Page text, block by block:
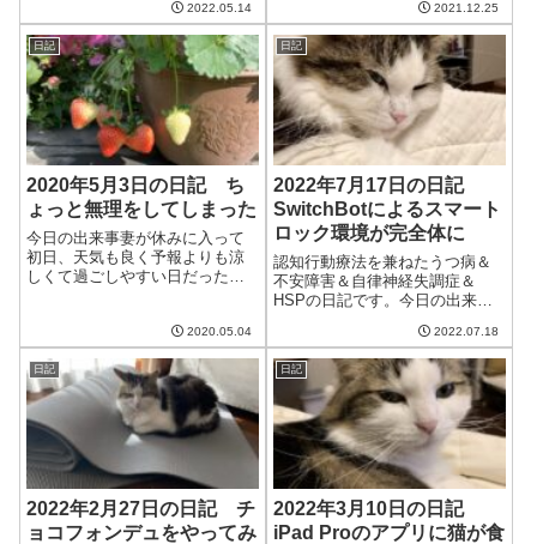
高い。今年は積極的に湿度を下
げていくのが目標だから、そろ
そろエアコンの再熱除湿の出番
かな。快適に過ごして少しでも
早く体調を回復さ...
2022.05.14
しが弱く、洗濯物が乾かなかっ
た。このため、午後からは浴室
乾燥機を稼働。冬は服が分厚い
のに洗濯物が乾きづらいので困
る。妻と相談して...
2021.12.25
日記
2020年5月3日の日記 ち
ょっと無理をしてしまった
今日の出来事妻が休みに入って
初日、天気も良く予報よりも涼
しくて過ごしやすい日だった。
けではなく、5時ごろからはうつ
らうつらといった感じ。年を取
ったということなのだろう。と
はいえ、以...
2020.05.04
日記
2022年7月17日の日記
SwitchBotによるスマート
ロック環境が完全体に
認知行動療法を兼ねたうつ病＆
不安障害＆自律神経失調症＆
HSPの日記です。今日の出来事
りに気温が上がり、夏らしい日
だった。ようやく蝉も鳴き出
し、本格的な夏といった感じか
な。注文していたものが届き、
ようやくSwitc...
2022.07.18
日記
2022年2月27日の日記 チ
ョコフォンデュをやってみ
日記
2022年3月10日の日記
iPad Proのアプリに猫が食